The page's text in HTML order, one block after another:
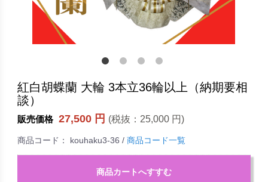
紅白胡蝶蘭 大輪 3本立36輪以上（納期要相
談）
販売価格 27,500 円 (税抜： 25,000 円)
商品コード： kouhaku3-36 / 商品コード一覧
商品カートへすすむ